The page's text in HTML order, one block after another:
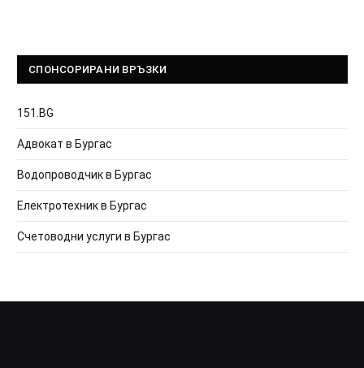
СПОНСОРИРАНИ ВРЪЗКИ
151.BG
Адвокат в Бургас
Водопроводчик в Бургас
Електротехник в Бургас
Счетоводни услуги в Бургас